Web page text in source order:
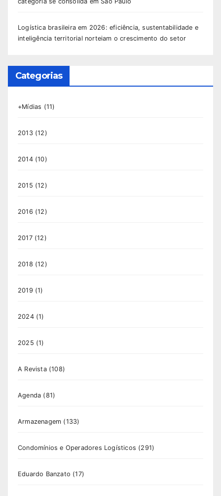
Logística brasileira em 2026: eficiência, sustentabilidade e
inteligência territorial norteiam o crescimento do setor
Categorias
+Mídias (11)
2013(12)
2014(10)
2015 (12)
2016 (12)
2017(12)
2018 (12)
2019 (1)
2024(1)
2025 (1)
A Revista(108)
Agenda (81)
Armazenagem (133)
Condomínios e Operadores Logísticos (291)
Eduardo Banzato (17)